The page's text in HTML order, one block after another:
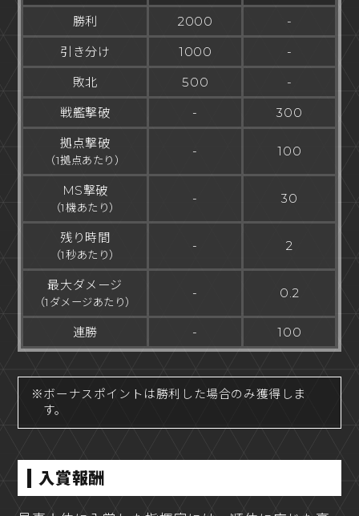
勝利
2000
-
引き分け
1000
-
敗北
500
-
戦艦撃破
-
300
拠点撃破
（1拠点あたり）
- 100
MS撃破
（1機あたり）
- 30
残り時間
（1秒あたり）
- 2
最大ダメージ
（1ダメージあたり）
- 0.2
連勝 - 100
※ボーナスポイントは勝利した場合のみ獲得しま
す。
入賞報酬